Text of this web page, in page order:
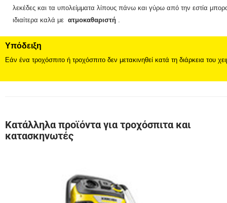
λεκέδες και τα υπολείμματα λίπους πάνω και γύρω από την εστία
ιδιαίτερα καλά με ατμοκαθαριστή
Υπόδειξη
Εάν ένα τροχόσπιτο ή τροχόσπιτο δεν μετακινηθεί κατά τη διάρκεια
Κατάλληλα προϊόντα για τροχόσπιτα και
κατασκηνωτές